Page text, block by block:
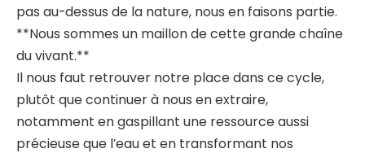
pas au-dessus de la nature, nous en faisons partie.
**Nous sommes un maillon de cette grande chaîne
du vivant.**
Il nous faut retrouver notre place dans ce cycle,
plutôt que continuer à nous en extraire,
notamment en gaspillant une ressource aussi
précieuse que l’eau et en transformant nos